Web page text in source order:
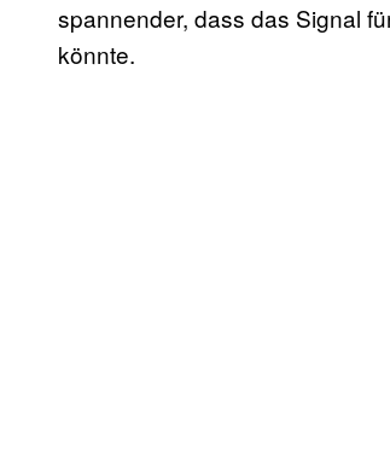
spannender, dass das Signal
könnte.